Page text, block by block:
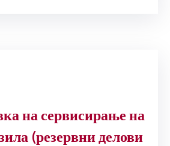
на сервисирање на
(резервни делови